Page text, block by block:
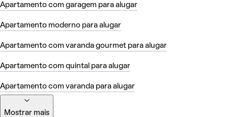
Apartamento com garagem para alugar
Apartamento moderno para alugar
Apartamento com varanda gourmet para alugar
Apartamento com quintal para alugar
Apartamento com varanda para alugar
Mostrar mais